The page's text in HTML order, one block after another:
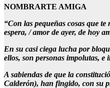
NOMBRARTE AMIGA
“Con las pequeñas cosas que
espera, / amor de ayer, de hoy
En su casi ciega lucha por
ellos, son personas impolutas, e
A sabiendas de que la
Calderón), han fingido, con su